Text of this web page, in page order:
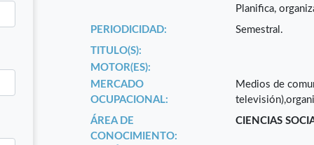
Planifica,
PERIODICIDAD:
Semestral.
TITULO(S):
MOTOR(ES):
MERCADO
OCUPACIONAL:
Medios de
ÁREA DE
CONOCIMIENTO:
CIENCIAS